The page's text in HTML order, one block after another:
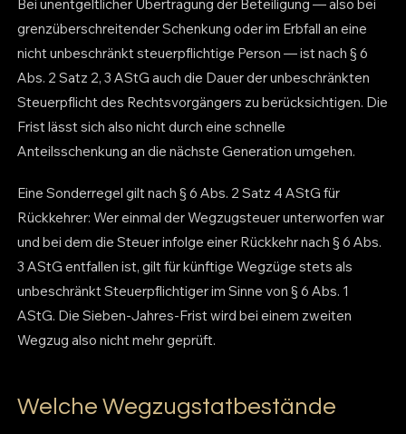
Bei unentgeltlicher Übertragung der Beteiligung — also bei
grenzüberschreitender Schenkung oder im Erbfall an eine
nicht unbeschränkt steuerpflichtige Person — ist nach § 6
Abs. 2 Satz 2, 3 AStG auch die Dauer der unbeschränkten
Steuerpflicht des Rechtsvorgängers zu berücksichtigen. Die
Frist lässt sich also nicht durch eine schnelle
Anteilsschenkung an die nächste Generation umgehen.
Eine Sonderregel gilt nach § 6 Abs. 2 Satz 4 AStG für
Rückkehrer: Wer einmal der Wegzugsteuer unterworfen war
und bei dem die Steuer infolge einer Rückkehr nach § 6 Abs.
3 AStG entfallen ist, gilt für künftige Wegzüge stets als
unbeschränkt Steuerpflichtiger im Sinne von § 6 Abs. 1
AStG. Die Sieben-Jahres-Frist wird bei einem zweiten
Wegzug also nicht mehr geprüft.
Welche Wegzugstatbestände